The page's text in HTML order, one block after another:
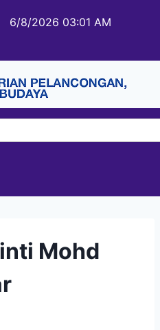
6/8/2026 03:01 AM
Mohd